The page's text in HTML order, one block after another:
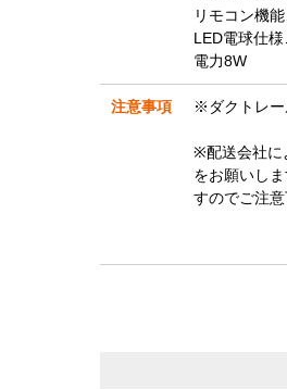
リモコン機
LED電球仕
電力8W
注意事項 ※ダクトレー
※配送会社に
をお願いし
すのでご注意